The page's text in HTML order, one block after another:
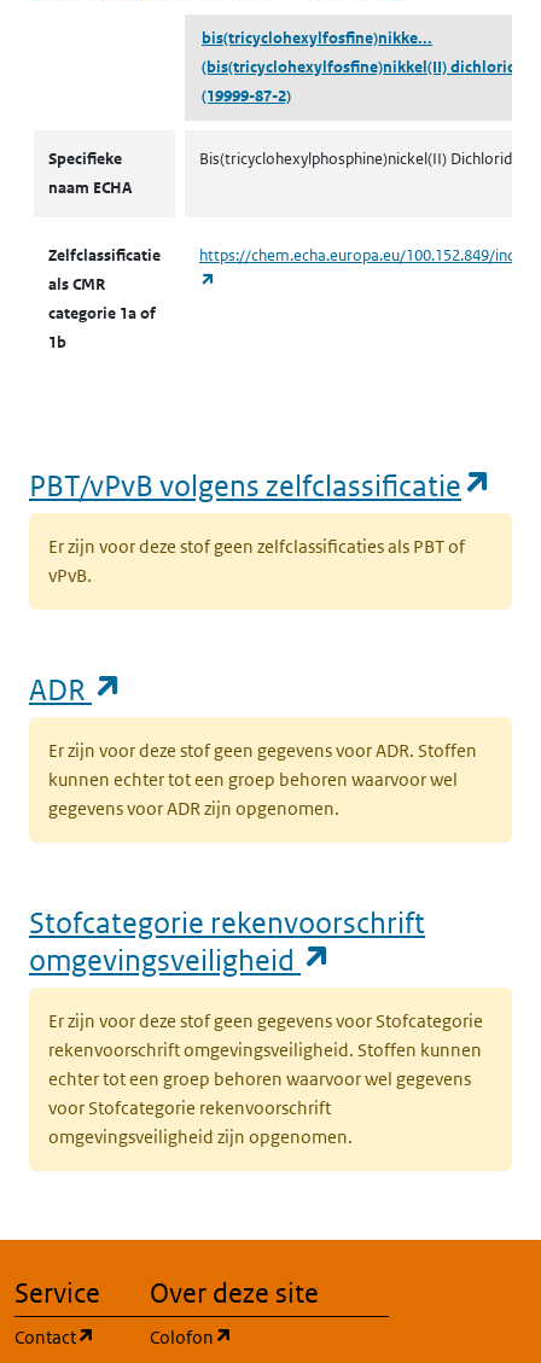
bis(tricyclohexylfosfine)nikke...
(bis(tricyclohexylfosfine)nikkel(II) dichloride)
(19999-87-2)
Specifieke
naam ECHA
Bis(tricyclohexylphosphine)nickel(II) Dichloride
Zelfclassificatie
als CMR
categorie 1a of
1b
https://chem.echa.europa.eu/100.152.849/
PBT/vPvB volgens zelfclassificatie
Er zijn voor deze stof geen zelfclassificaties als PBT of
vPvB.
ADR
Er zijn voor deze stof geen gegevens voor ADR. Stoffen
kunnen echter tot een groep behoren waarvoor wel
gegevens voor ADR zijn opgenomen.
Stofcategorie rekenvoorschrift
omgevingsveiligheid
Er zijn voor deze stof geen gegevens voor Stofcategorie
rekenvoorschrift omgevingsveiligheid. Stoffen kunnen
echter tot een groep behoren waarvoor wel gegevens
voor Stofcategorie rekenvoorschrift
omgevingsveiligheid zijn opgenomen.
Service
Contact
(opent in een nieuw tabblad)
Over deze site
Colofon